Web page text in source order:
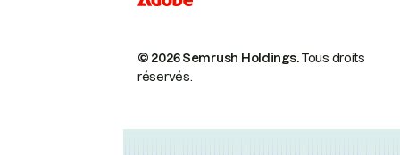
© 2026 Semrush Holdings.Tous droits
réservés.